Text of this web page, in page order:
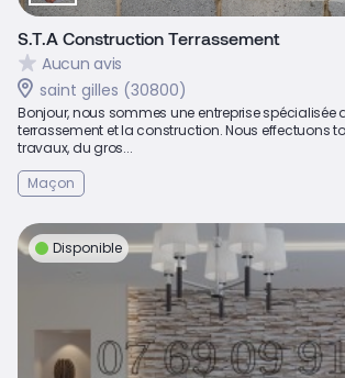
S.T.A Construction Terrassement
Aucun avis
saint gilles (30800)
Bonjour, nous sommes une entreprise spécialisée
terrassement et la construction. Nous effectuons
travaux, du gros...
Maçon
Disponible